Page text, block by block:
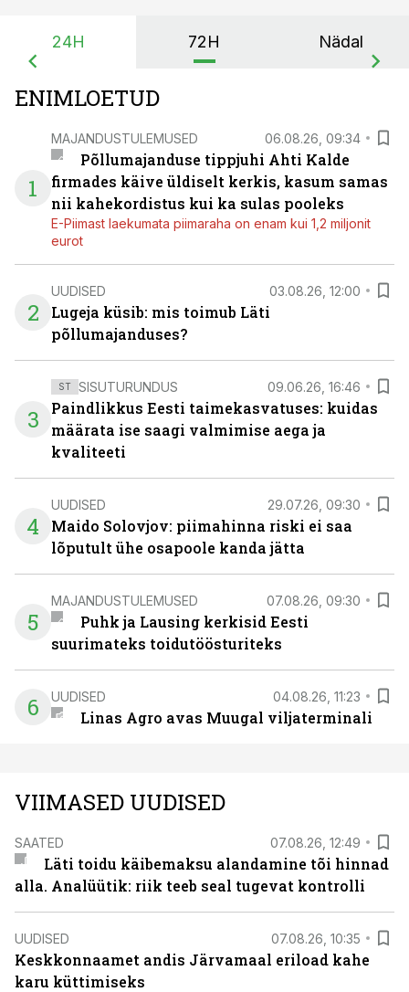
24H 72H Nädal
ENIMLOETUD
1
MAJANDUSTULEMUSED 06.08.26, 09:34
Põllumajanduse tippjuhi Ahti Kalde
firmades käive üldiselt kerkis, kasum samas
nii kahekordistus kui ka sulas pooleks
E-Piimast laekumata piimaraha on enam kui 1,2 miljonit
eurot
2
UUDISED 03.08.26, 12:00
Lugeja küsib: mis toimub Läti
põllumajanduses?
3
ST SISUTURUNDUS 09.06.26, 16:46
Paindlikkus Eesti taimekasvatuses: kuidas
määrata ise saagi valmimise aega ja
kvaliteeti
4
UUDISED 29.07.26, 09:30
Maido Solovjov: piimahinna riski ei saa
lõputult ühe osapoole kanda jätta
5
MAJANDUSTULEMUSED 07.08.26, 09:30
Puhk ja Lausing kerkisid Eesti
suurimateks toidutöösturiteks
6 UUDISED 04.08.26, 11:23
Linas Agro avas Muugal viljaterminali
VIIMASED UUDISED
SAATED 07.08.26, 12:49
Läti toidu käibemaksu alandamine tõi hinnad
alla. Analüütik: riik teeb seal tugevat kontrolli
UUDISED 07.08.26, 10:35
Keskkonnaamet andis Järvamaal eriload kahe
karu küttimiseks